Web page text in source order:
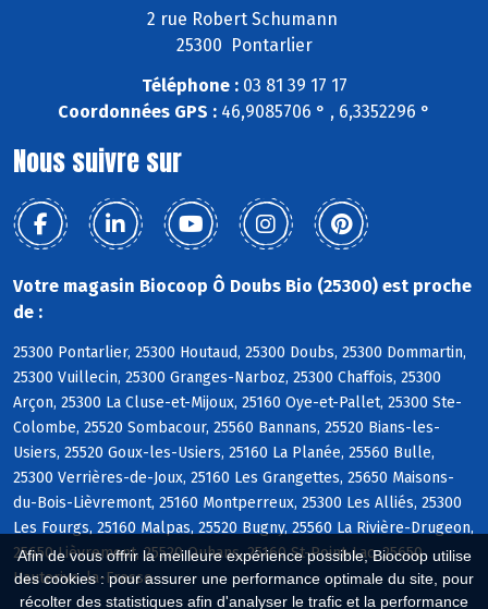
Afin de vous offrir la meilleure expérience possible, Biocoop utilise
des cookies : pour assurer une performance optimale du site, pour
récolter des statistiques afin d'analyser le trafic et la performance
2 rue Robert Schumann
25300 Pontarlier
Téléphone :03 81 39 17 17
Coordonnées GPS : 46,9085706 ° , 6,3352296 °
Nous suivre sur
Votre magasin Biocoop Ô Doubs Bio (25300) est proche
de :
25300 Pontarlier, 25300 Houtaud, 25300 Doubs, 25300 Dommartin,
25300 Vuillecin, 25300 Granges-Narboz, 25300 Chaffois, 25300
Arçon, 25300 La Cluse-et-Mijoux, 25160 Oye-et-Pallet, 25300 Ste-
Colombe, 25520 Sombacour, 25560 Bannans, 25520 Bians-les-
Usiers, 25520 Goux-les-Usiers, 25160 La Planée, 25560 Bulle,
25300 Verrières-de-Joux, 25160 Les Grangettes, 25650 Maisons-
du-Bois-Lièvremont, 25160 Montperreux, 25300 Les Alliés, 25300
Les Fourgs, 25160 Malpas, 25520 Bugny, 25560 La Rivière-Drugeon,
25650 Lièvremont, 25520 Ouhans, 25160 St-Point-Lac, 25650
Hauterive-la-Fresse